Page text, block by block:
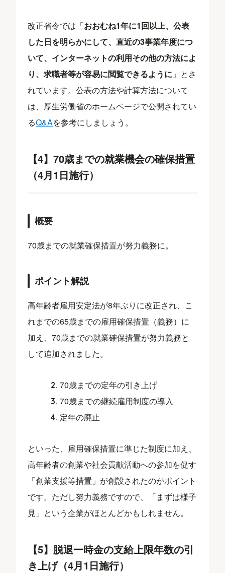
改正省令では「おおむね1年に1回以上、公表
した日を明らかにして、直近の3事業年度につ
いて、インターネットの利用その他の方法によ
り、求職者等が容易に閲覧できるように 」とさ
れています。公表の方法や計算方法について
は、厚生労働省のホームページで公開されてい
るQ&Aを参考にしましょう。
【4】70歳までの就業機会の確保措置
（4月1日施行）
概要
70歳までの就業確保措置が努力義務に。
ポイント解説
高年齢者雇用安定法が8年ぶりに改正され、こ
れまでの65歳までの雇用確保措置（義務）に
加え、70歳までの就業確保措置が努力義務と
して追加されました。
70歳までの定年の引き上げ
70歳までの継続雇用制度の導入
定年の廃止
といった、雇用確保措置に準じた制度に加え、
高年齢者の創業や社会貢献活動への参加を促す
「創業支援等措置」が創設されたのがポイント
です。ただし努力義務ですので、「まずは様子
見」という企業がほとんどかもしれません。
【5】脱退一時金の支給上限年数の引
き上げ（4月1日施行）